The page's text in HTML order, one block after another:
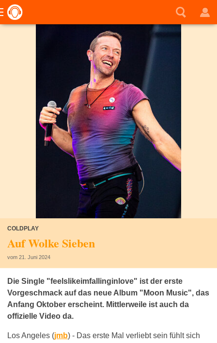
COLDPLAY
Auf Wolke Sieben
vom 21. Juni 2024
Die Single "feelslikeimfallinginlove" ist der erste
Vorgeschmack auf das neue Album "Moon Music", das
Anfang Oktober erscheint. Mittlerweile ist auch da
offizielle Video da.
Los Angeles (jmb) - Das erste Mal verliebt sein fühlt sich